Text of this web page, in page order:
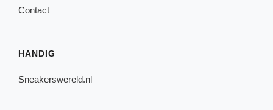
Contact
HANDIG
Sneakerswereld.nl